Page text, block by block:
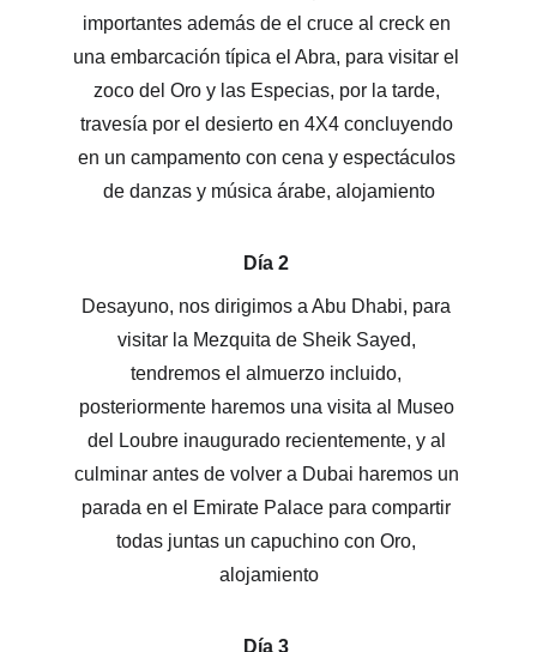
importantes además de el cruce al creck en
una embarcación típica el Abra, para visitar el
zoco del Oro y las Especias, por la tarde,
travesía por el desierto en 4X4 concluyendo
en un campamento con cena y espectáculos
de danzas y música árabe, alojamiento
Día 2
Desayuno, nos dirigimos a Abu Dhabi, para
visitar la Mezquita de Sheik Sayed,
tendremos el almuerzo incluido,
posteriormente haremos una visita al Museo
del Loubre inaugurado recientemente, y al
culminar antes de volver a Dubai haremos un
parada en el Emirate Palace para compartir
todas juntas un capuchino con Oro,
alojamiento
Día 3